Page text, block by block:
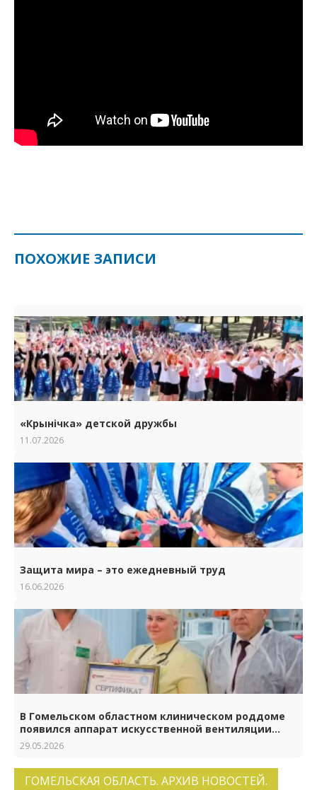
ПОХОЖИЕ ЗАПИСИ
«Крынічка» детской дружбы
11.07.2026
Защита мира – это ежедневный труд
16.06.2026
В Гомельском областном клиническом роддоме
появился аппарат искусственной вентиляции
лёгких нового поколения
29.05.2026
ГОМЕЛЬСКАЯ ОБЛАСТЬ. АРХИВ НОВОСТЕЙ.